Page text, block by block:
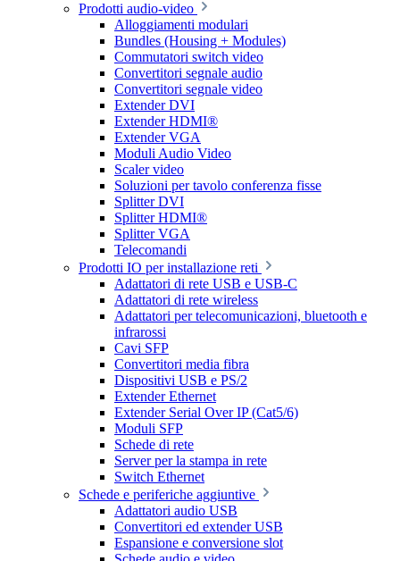
Prodotti audio-video
Alloggiamenti modulari
Bundles (Housing + Modules)
Commutatori switch video
Convertitori segnale audio
Convertitori segnale video
Extender DVI
Extender HDMI®
Extender VGA
Moduli Audio Video
Scaler video
Soluzioni per tavolo conferenza fisse
Splitter DVI
Splitter HDMI®
Splitter VGA
Telecomandi
Prodotti IO per installazione reti
Adattatori di rete USB e USB-C
Adattatori di rete wireless
Adattatori per telecomunicazioni, bluetooth e
infrarossi
Cavi SFP
Convertitori media fibra
Dispositivi USB e PS/2
Extender Ethernet
Extender Serial Over IP (Cat5/6)
Moduli SFP
Schede di rete
Server per la stampa in rete
Switch Ethernet
Schede e periferiche aggiuntive
Adattatori audio USB
Convertitori ed extender USB
Espansione e conversione slot